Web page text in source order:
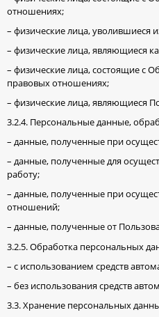
отношениях;
– физические лица, уволившиеся
– физические лица, являющиеся
– физические лица, состоящие с
правовых отношениях;
– физические лица, являющиеся
3.2.4. Персональные данные,
– данные, полученные при
– данные, полученные для
работу;
– данные, полученные при
отношений;
– данные, полученные от
3.2.5. Обработка персональных
– с использованием средств
– без использования средств
3.3. Хранение персональных